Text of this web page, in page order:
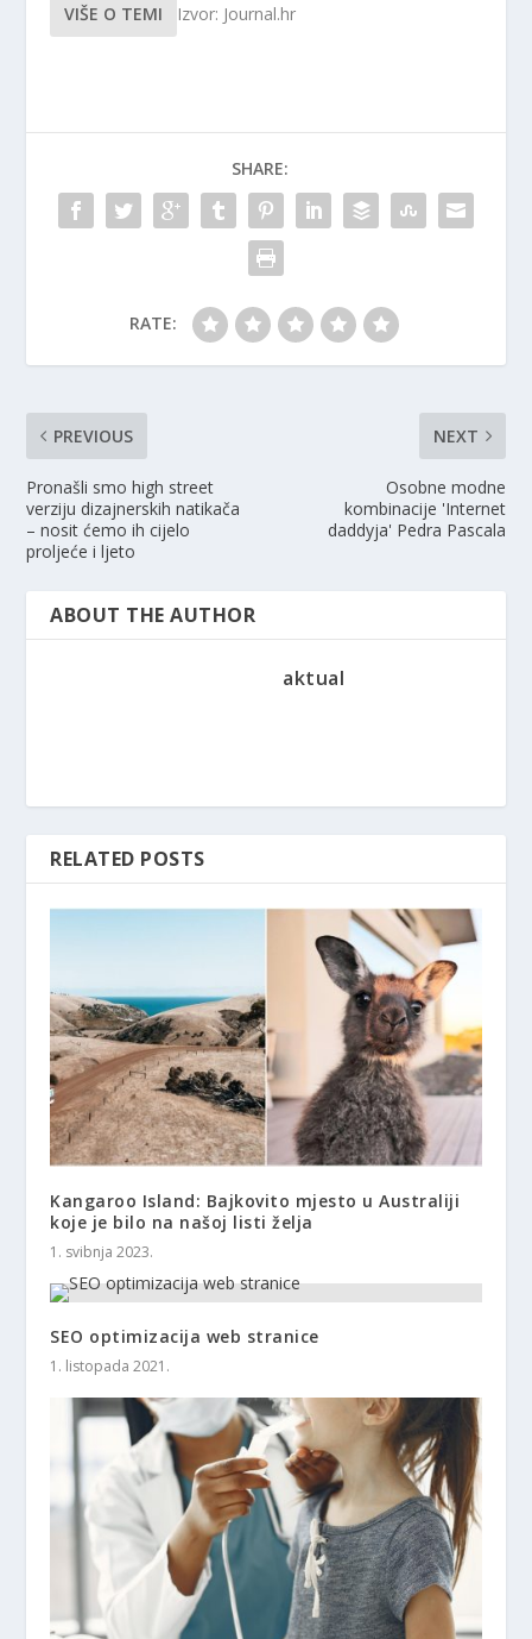
VIŠE O TEMI
Izvor: Journal.hr
SHARE:
RATE:
PREVIOUS
Pronašli smo high street
verziju dizajnerskih natikača
– nosit ćemo ih cijelo
proljeće i ljeto
NEXT
Osobne modne
kombinacije 'Internet
daddyja' Pedra Pascala
ABOUT THE AUTHOR
aktual
RELATED POSTS
Kangaroo Island: Bajkovito mjesto u Australiji
koje je bilo na našoj listi želja
1. svibnja 2023.
SEO optimizacija web stranice
1. listopada 2021.